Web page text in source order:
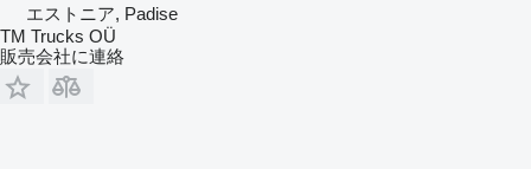
エストニア, Padise
TM Trucks OÜ
販売会社に連絡